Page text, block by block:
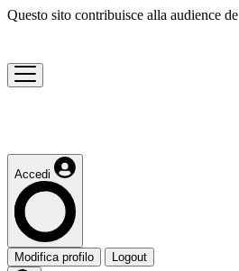
Questo sito contribuisce alla audience de
Accedi
Modifica profilo Logout